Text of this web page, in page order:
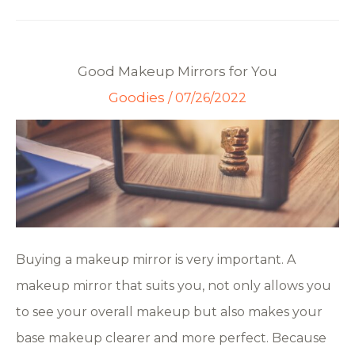
Good Makeup Mirrors for You
Goodies / 07/26/2022
Buying a makeup mirror is very important. A
makeup mirror that suits you, not only allows you
to see your overall makeup but also makes your
base makeup clearer and more perfect. Because